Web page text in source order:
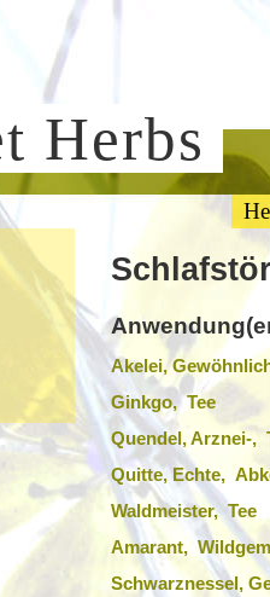
Herbs
Akelei,
Ginkgo, Tee
Quendel, Arznei-,
Quitte, Echte,
Waldmeister, Tee
Amarant,
Schwarznessel,